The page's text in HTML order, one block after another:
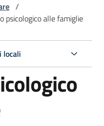
/
psicologico alle famiglie
locali